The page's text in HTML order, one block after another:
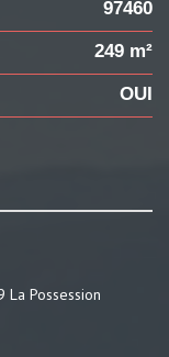
97460
249 m²
OUI
La Possession